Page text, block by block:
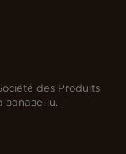
des Produits
запазени.